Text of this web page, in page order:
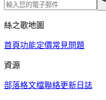
絲之歌地圖
首頁功能定價常見問題
資源
部落格文檔聯絡更新日誌